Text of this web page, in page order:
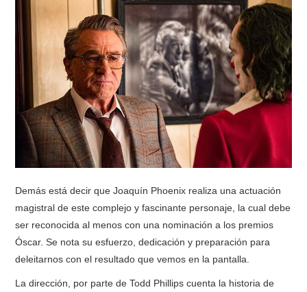
Demás está decir que Joaquín Phoenix realiza una actuación
magistral de este complejo y fascinante personaje, la cual debe
ser reconocida al menos con una nominación a los premios
Óscar. Se nota su esfuerzo, dedicación y preparación para
deleitarnos con el resultado que vemos en la pantalla.
La dirección, por parte de Todd Phillips cuenta la historia de